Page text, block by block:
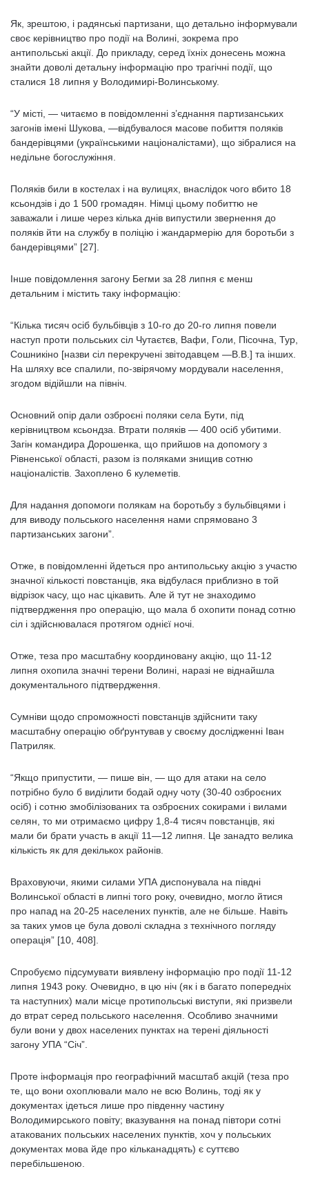
Як, зрештою, і радянські партизани, що детально інформували
своє керівництво про події на Волині, зокрема про
антипольські акції. До прикладу, серед їхніх донесень можна
знайти доволі детальну інформацію про трагічні події, що
сталися 18 липня у Володимирі-Волинському.
“У місті, — читаємо в повідомленні з’єднання партизанських
загонів імені Шукова, —відбувалося масове побиття поляків
бандерівцями (українськими націоналістами), що зібралися на
недільне богослужіння.
Поляків били в костелах і на вулицях, внаслідок чого вбито 18
ксьондзів і до 1 500 громадян. Німці цьому побиттю не
заважали і лише через кілька днів випустили звернення до
поляків йти на службу в поліцію і жандармерію для боротьби з
бандерівцями” [27].
Інше повідомлення загону Бегми за 28 липня є менш
детальним і містить таку інформацію:
“Кілька тисяч осіб бульбівців з 10-го до 20-го липня повели
наступ проти польських сіл Чутаєтєв, Вафи, Голи, Пісочна, Тур,
Сошникіно [назви сіл перекручені звітодавцем —В.В.] та інших.
На шляху все спалили, по-звірячому мордували населення,
згодом відійшли на північ.
Основний опір дали озброєні поляки села Бути, під
керівництвом ксьондза. Втрати поляків — 400 осіб убитими.
Загін командира Дорошенка, що прийшов на допомогу з
Рівненської області, разом із поляками знищив сотню
націоналістів. Захоплено 6 кулеметів.
Для надання допомоги полякам на боротьбу з бульбівцями і
для виводу польського населення нами спрямовано 3
партизанських загони”.
Отже, в повідомленні йдеться про антипольську акцію з участю
значної кількості повстанців, яка відбулася приблизно в той
відрізок часу, що нас цікавить. Але й тут не знаходимо
підтвердження про операцію, що мала б охопити понад сотню
сіл і здійснювалася протягом однієї ночі.
Отже, теза про масштабну координовану акцію, що 11-12
липня охопила значні терени Волині, наразі не віднайшла
документального підтвердження.
Сумніви щодо спроможності повстанців здійснити таку
масштабну операцію обґрунтував у своєму дослідженні Іван
Патриляк.
“Якщо припустити, — пише він, — що для атаки на село
потрібно було б виділити бодай одну чоту (30-40 озброєних
осіб) і сотню змобілізованих та озброєних сокирами і вилами
селян, то ми отримаємо цифру 1,8-4 тисяч повстанців, які
мали би брати участь в акції 11—12 липня. Це занадто велика
кількість як для декількох районів.
Враховуючи, якими силами УПА диспонувала на півдні
Волинської області в липні того року, очевидно, могло йтися
про напад на 20-25 населених пунктів, але не більше. Навіть
за таких умов це була доволі складна з технічного погляду
операція” [10, 408].
Спробуємо підсумувати виявлену інформацію про події 11-12
липня 1943 року. Очевидно, в цю ніч (як і в багато попередніх
та наступних) мали місце протипольські виступи, які призвели
до втрат серед польського населення. Особливо значними
були вони у двох населених пунктах на терені діяльності
загону УПА “Січ”.
Проте інформація про географічний масштаб акцій (теза про
те, що вони охоплювали мало не всю Волинь, тоді як у
документах ідеться лише про південну частину
Володимирського повіту; вказування на понад півтори сотні
атакованих польських населених пунктів, хоч у польських
документах мова йде про кільканадцять) є суттєво
перебільшеною.